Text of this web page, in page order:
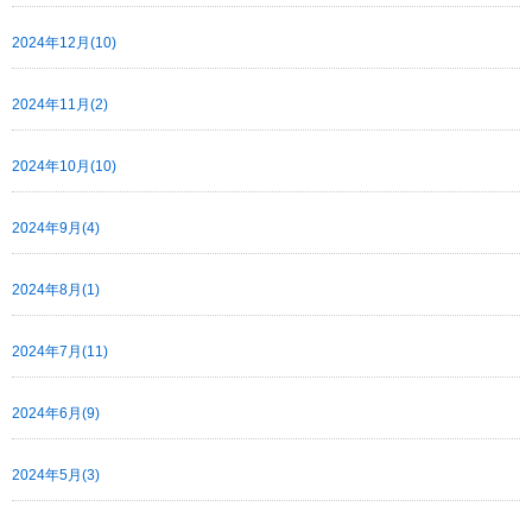
2024年12月(10)
2024年11月(2)
2024年10月(10)
2024年9月(4)
2024年8月(1)
2024年7月(11)
2024年6月(9)
2024年5月(3)